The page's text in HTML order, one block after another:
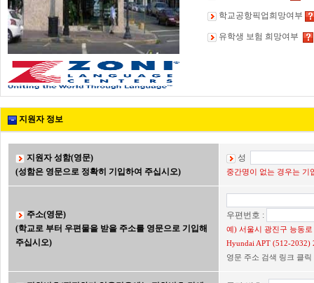
학교공항픽업희망여부
유학생 보험 희망여부
지원자 정보
지원자 성함(영문)
(성함은 영문으로 정확히 기입하여 주십시오)
성
중간명이 없는 경우는 기
주소(영문)
(학교로 부터 우편물을 받을 주소를 영문으로 기입해
주십시오)
우편번호 :
예) 서울시 광진구 능동
Hyundai APT (512-2032)
영문 주소 검색 링크 클릭